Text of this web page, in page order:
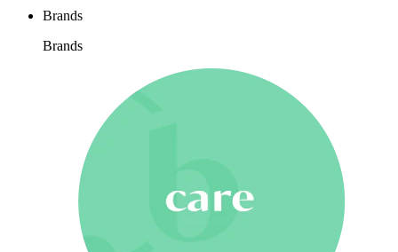
Brands
Brands